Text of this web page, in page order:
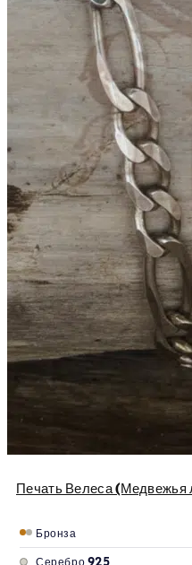
Печать Велеса (Медвежья
Бронза
Серебро 925